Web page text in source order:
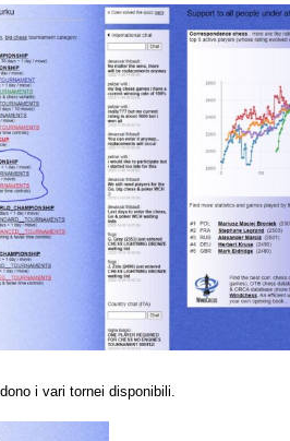
i vari tornei disponibili.